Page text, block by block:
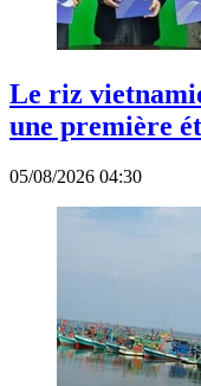
Le riz
une première
05/08/2026 04:30